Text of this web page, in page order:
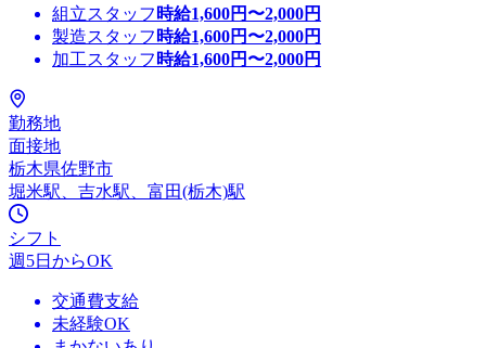
組立スタッフ 時給1,600円〜2,000円
製造スタッフ 時給1,600円〜2,000円
加工スタッフ 時給1,600円〜2,000円
勤務地
面接地
栃木県佐野市
堀米駅、吉水駅、富田(栃木)駅
シフト
週5日からOK
交通費支給
未経験OK